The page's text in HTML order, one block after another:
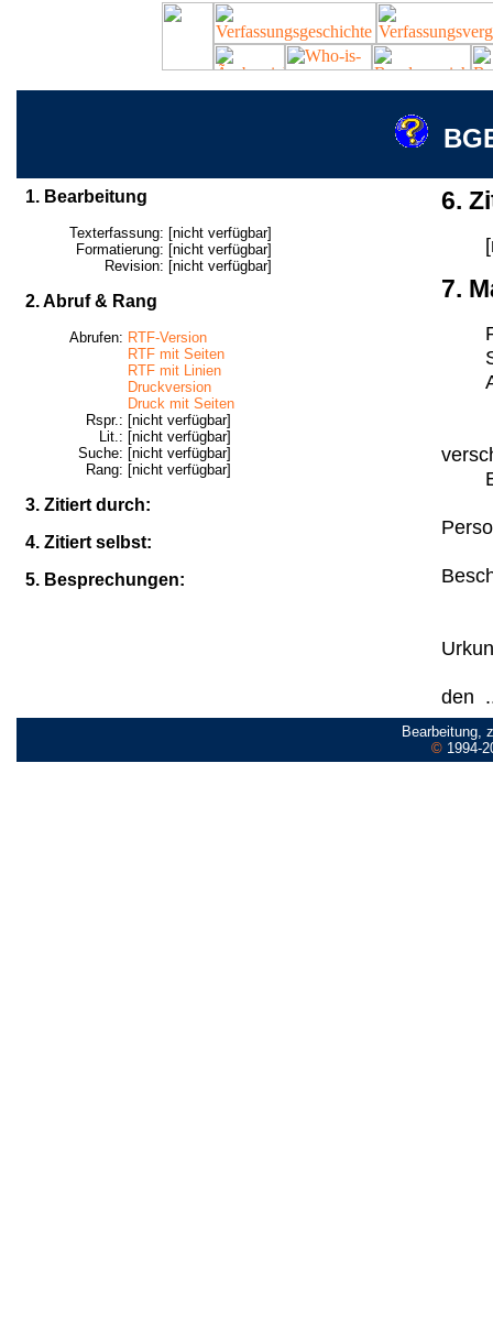
1. Bearbeitung
Texterfassung: [nicht verfügbar]
Formatierung: [nicht verfügbar]
Revision: [nicht verfügbar]
2. Abruf & Rang
Abrufen: RTF-Version
RTF mit Seiten
RTF mit Linien
Druckversion
Druck mit Seiten
Rspr.: [nicht verfügbar]
Lit.: [nicht verfügbar]
Suche: [nicht verfügbar]
Rang: [nicht verfügbar]
3. Zitiert durch:
4. Zitiert selbst:
5. Besprechungen:
6.
7.
den
Bearbeitung,
©1994-